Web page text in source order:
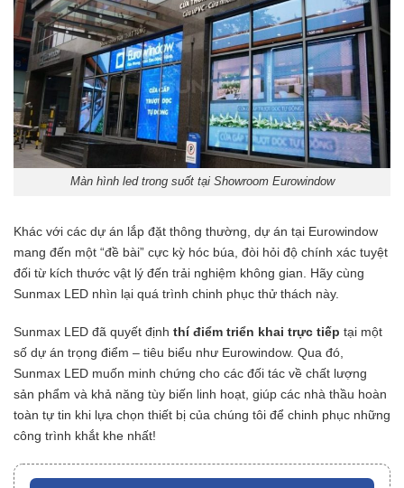
Màn hình led trong suốt tại Showroom Eurowindow
Khác với các dự án lắp đặt thông thường, dự án tại Eurowindow
mang đến một “đề bài” cực kỳ hóc búa, đòi hỏi độ chính xác tuyệt
đối từ kích thước vật lý đến trải nghiệm không gian. Hãy cùng
Sunmax LED nhìn lại quá trình chinh phục thử thách này.
Sunmax LED đã quyết định thí điểm triển khai trực tiếp tại một
số dự án trọng điểm – tiêu biểu như Eurowindow. Qua đó,
Sunmax LED muốn minh chứng cho các đối tác về chất lượng
sản phẩm và khả năng tùy biến linh hoạt, giúp các nhà thầu hoàn
toàn tự tin khi lựa chọn thiết bị của chúng tôi để chinh phục những
công trình khắt khe nhất!